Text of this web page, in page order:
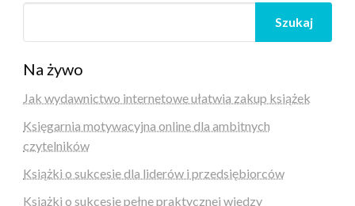
Szukaj
Na żywo
Jak wydawnictwo internetowe ułatwia zakup książek
Księgarnia motywacyjna online dla ambitnych
czytelników
Książki o sukcesie dla liderów i przedsiębiorców
Książki o sukcesie pełne praktycznej wiedzy